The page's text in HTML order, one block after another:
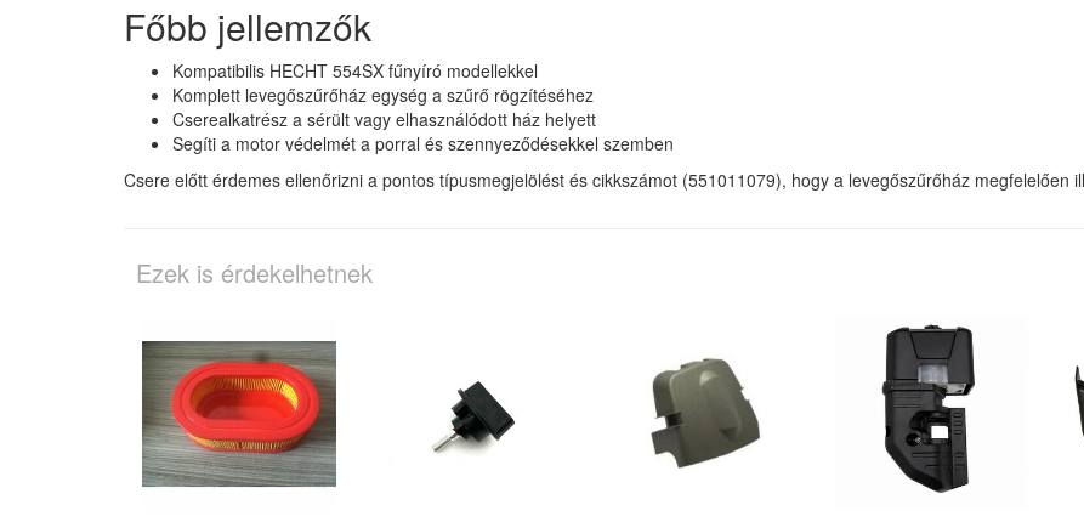
Főbb jellemzők
Kompatibilis HECHT 554SX fűnyíró modellekkel
Komplett levegőszűrőház egység a szűrő rögzítéséhez
Cserealkatrész a sérült vagy elhasználódott ház helyett
Segíti a motor védelmét a porral és szennyeződésekkel szemben
Csere előtt érdemes ellenőrizni a pontos típusmegjelölést és cikkszámot (551011079), hogy a levegőszűrőház megfelelően
Ezek is érdekelhetnek